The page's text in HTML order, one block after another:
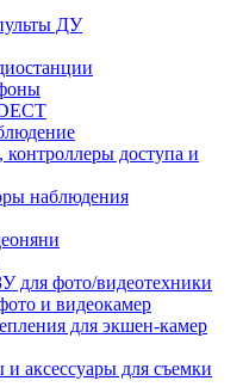
ДУ
доступа и
наблюдения
для фото/видеотехники
и видеокамер
для экшен-камер
аксессуары для съемки